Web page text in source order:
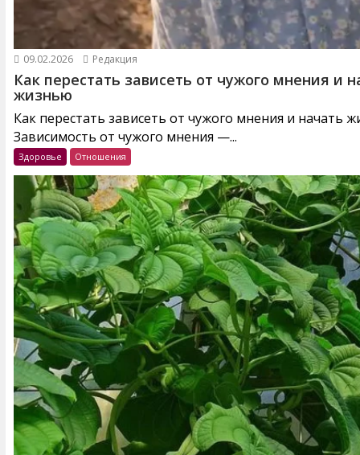
09.02.2026 Редакция
Как перестать зависеть от чужого мнения и
жизнью
Как перестать зависеть от чужого мнения и начать
Зависимость от чужого мнения —...
Здоровье Отношения